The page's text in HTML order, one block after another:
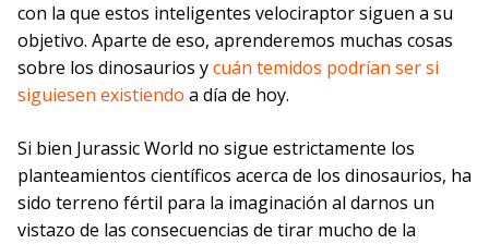
con la que estos inteligentes velociraptor siguen a su
objetivo. Aparte de eso, aprenderemos muchas cosas
sobre los dinosaurios ycuán temidos podrían ser si
siguiesen existiendo a día de hoy.
Si bien Jurassic World no sigue estrictamente los
planteamientos científicos acerca de los dinosaurios, ha
sido terreno fértil para la imaginación al darnos un
vistazo de las consecuencias de tirar mucho de la